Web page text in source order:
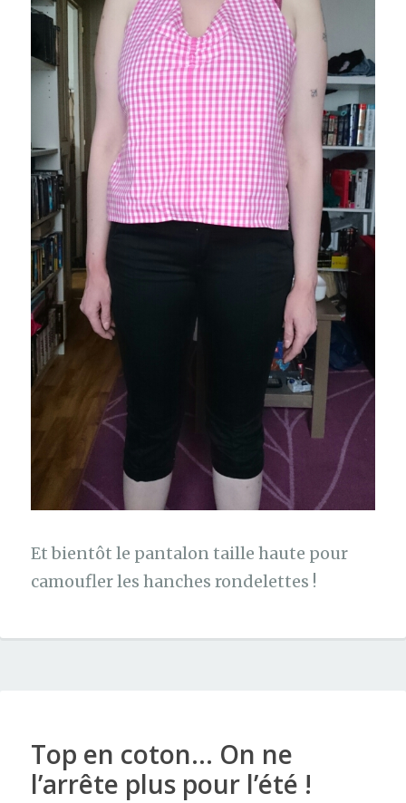
Et bientôt le pantalon taille haute pour
camoufler les hanches rondelettes !
Top en coton… On ne
l’arrête plus pour l’été !